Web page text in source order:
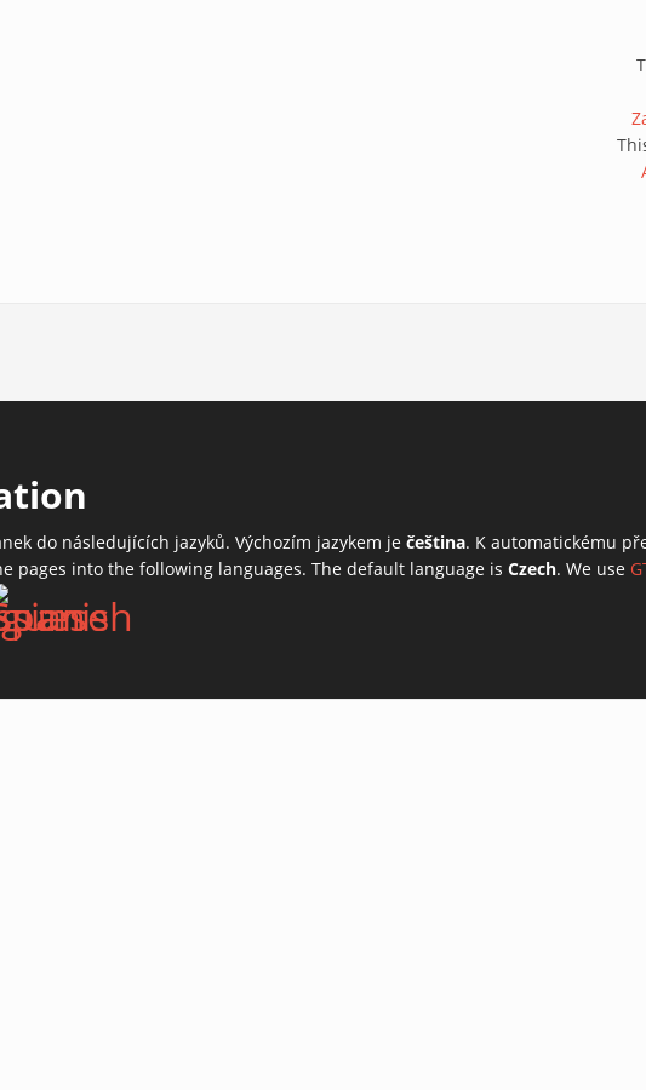
do následujících jazyků. Výchozím jazykem je čeština. K automatickému
pages into the following languages. The default language is Czech. We use